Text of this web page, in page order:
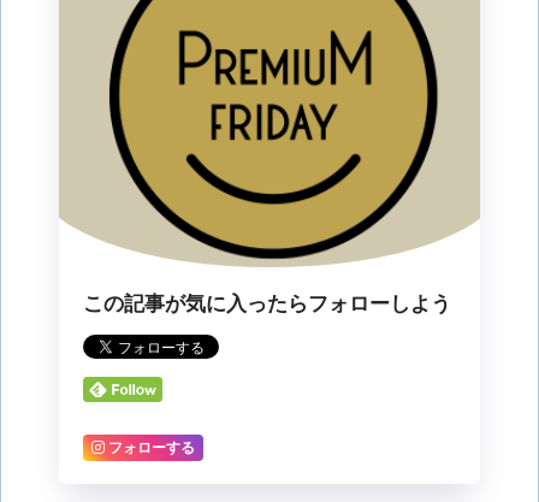
この記事が気に入ったらフォローしよう
フォローする